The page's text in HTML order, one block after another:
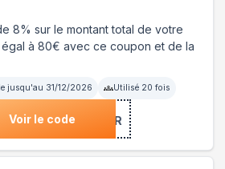
8% sur le montant total de votre
à 80€ avec ce coupon et de la
jusqu'au 31/12/2026 Utilisé 20 fois
Voir le code***STAR